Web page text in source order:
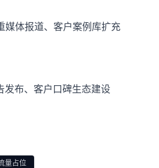
媒体报道、客户案例库扩充
发布、客户口碑生态建设
量占位